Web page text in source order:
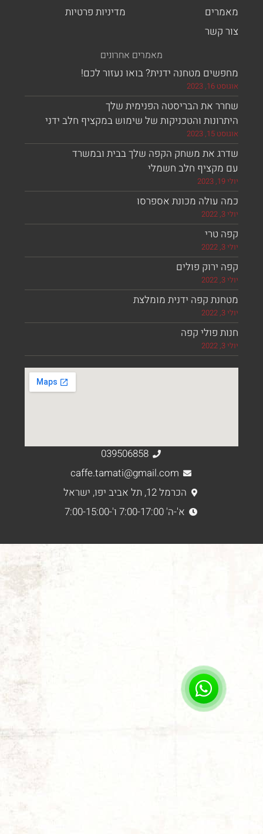
מדיניות פרטיות
מאמרים אחרונים
מטחנה ידנית? בואו נעזור לכם!
את הבריסטה הפנימית שלך
והטכניקות של שימוש במקציף חלב ידני
את משחק הקפה שלך בבית ובמשרד
חלב חשמלי
עולה מכונת אספרסו
ירוק פולים
קפה ידנית מומלצת
פולי קפה
039506858
caffe.tamati@gmail.com
הכרמל 12, תל אביב יפו, ישראל